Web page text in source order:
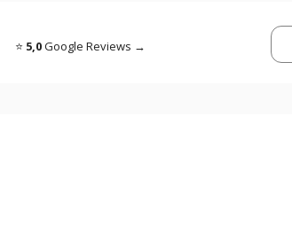
⭐ 5,0Google Reviews →